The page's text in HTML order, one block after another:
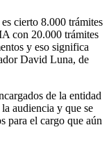
cierto 8.000 trámites
con 20.000 trámites
y eso significa
David Luna, de
de la entidad
audiencia y que se
para el cargo que aún